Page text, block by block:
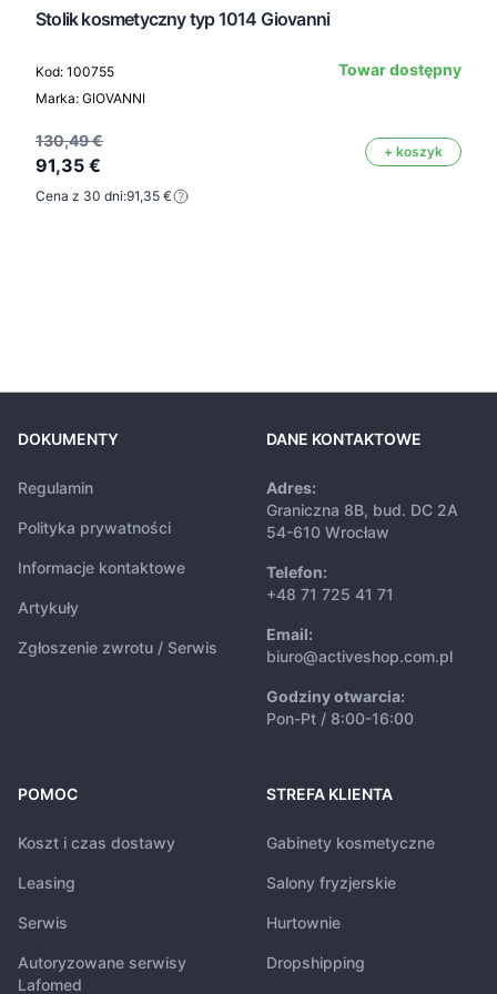
Stolik kosmetyczny typ 1014 Giovanni
Kod: 100755
Marka: GIOVANNI
Towar dostępny
130,49 €
91,35 €
+ koszyk
Cena z 30 dni:91,35 €
DOKUMENTY
Regulamin
Polityka prywatności
Informacje kontaktowe
Artykuły
Zgłoszenie zwrotu / Serwis
DANE KONTAKTOWE
Adres:
Graniczna 8B, bud. DC 2A
54-610 Wrocław
Telefon:
+48 71 725 41 71
Email:
biuro@activeshop.com.pl
Godziny otwarcia:
Pon-Pt / 8:00-16:00
POMOC
Koszt i czas dostawy
Leasing
Serwis
Autoryzowane serwisy
Lafomed
STREFA KLIENTA
Gabinety kosmetyczne
Salony fryzjerskie
Hurtownie
Dropshipping